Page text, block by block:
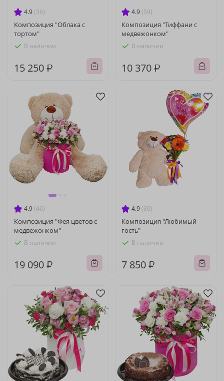
4.9 (36)
Композиция "Облака с
тортом"
В наличии
15 250 ₽
4.9 (59)
Композиция "Тиффани с
медвежонком"
В наличии
10 370 ₽
4.9 (46)
Композиция "Фея цветов с
медвежонком"
В наличии
19 090 ₽
4.9 (30)
Композиция "Любимый
гость"
В наличии
7 850 ₽